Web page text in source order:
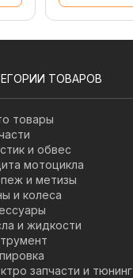
ТОВАРОВ
товары
и обвес
мотоцикла
и метизы
и колеса
и жидкости
запчасти и тюнинг